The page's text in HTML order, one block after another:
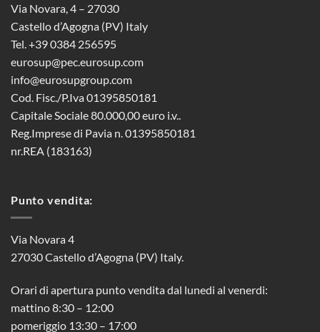
Via Novara, 4 – 27030
Castello d’Agogna (PV) Italy
Tel. +39 0384 256595
eurosup@pec.eurosup.com
info@eurosupgroup.com
Cod. Fisc./P.Iva 01395850181
Capitale Sociale 80.000,00 euro i.v..
Reg.Imprese di Pavia n. 01395850181
nr.REA (183163)
Punto vendita:
Via Novara 4
27030 Castello d’Agogna (PV) Italy.
Orari di apertura punto vendita dal lunedi al venerdi:
mattino 8:30 – 12:00
pomeriggio 13:30 – 17:00